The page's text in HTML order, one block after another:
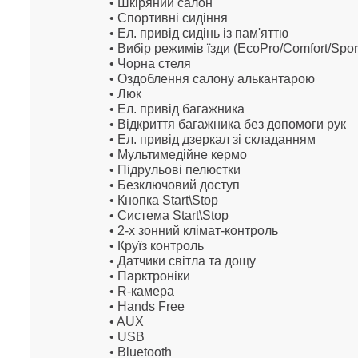
• Шкіряний салон
• Спортивні сидіння
• Ел. привід сидінь із пам'яттю
• Вибір режимів їзди (EcoPro/Comfort/
• Чорна стеля
• Оздоблення салону алькантарою
• Люк
• Ел. привід багажника
• Відкриття багажника без допомоги рук
• Ел. привід дзеркал зі складанням
• Мультимедійне кермо
• Підрульові пелюстки
• Безключовий доступ
• Кнопка Start\Stop
• Система Start\Stop
• 2-х зонний клімат-контроль
• Круїз контроль
• Датчики світла та дощу
• Парктроніки
• R-камера
• Hands Free
• AUX
• USB
• Bluetooth